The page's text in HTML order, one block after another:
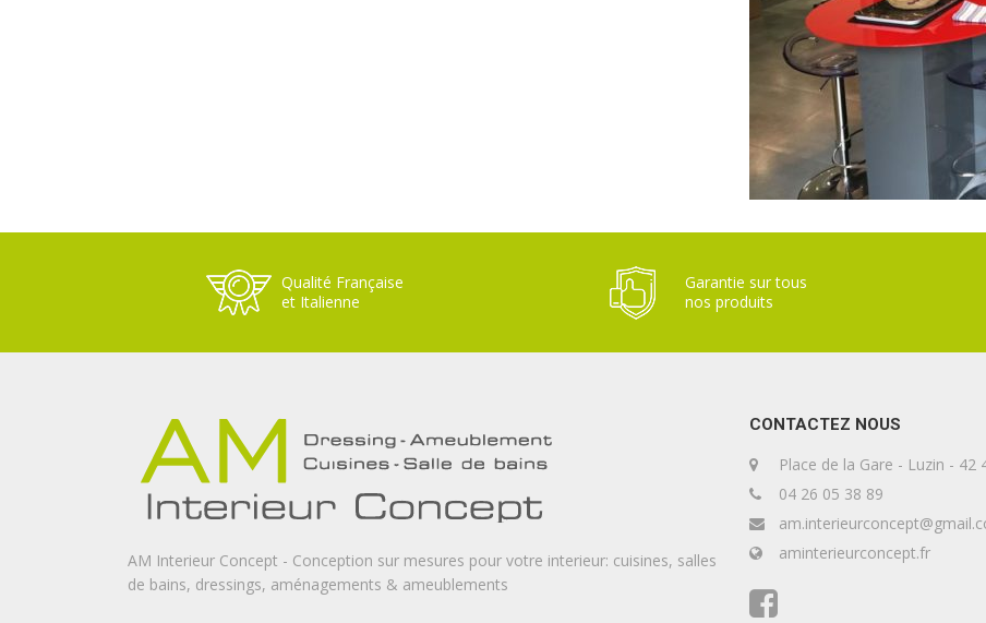
Qualité Française
et Italienne
Garantie sur tous
nos produits
AM Interieur Concept - Conception sur mesures pour votre interieur: cuisines, salles
de bains, dressings, aménagements & ameublements
CONTACTEZ NOUS
Place de la Gare - Luzin - 42
04 26 05 38 89
aminterieurconcept.fr